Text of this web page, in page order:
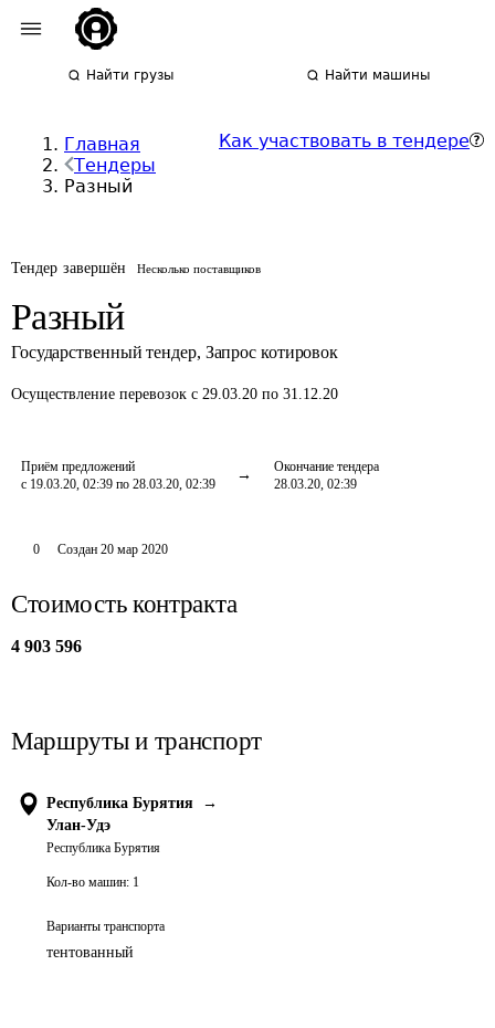
Найти грузы Найти машины
Главная
Тендеры
Разный
Как участвовать в тендере
Тендер завершён Несколько поставщиков
Разный
Государственный тендер, Запрос котировок
Осуществление перевозок с 29.03.20 по 31.12.20
Приём предложений
с 19.03.20, 02:39 по 28.03.20, 02:39
Окончание тендера
28.03.20, 02:39
0 Создан 20 мар 2020
Стоимость контракта
4 903 596
Маршруты и транспорт
Республика Бурятия
→
Улан-Удэ
Республика Бурятия
Кол-во машин: 1
Варианты транспорта
тентованный